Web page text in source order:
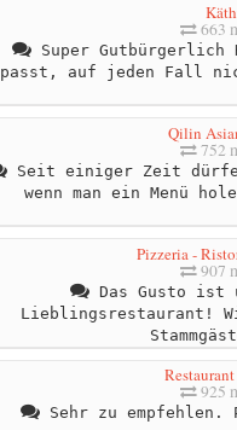
663
Super Gutbürgerlich
passt, auf jeden Fall
Qilin
752
Seit einiger Zeit
wenn man ein Menü
Pizzeria -
907
Das Gusto ist
Lieblingsrestaurant!
925
Sehr zu